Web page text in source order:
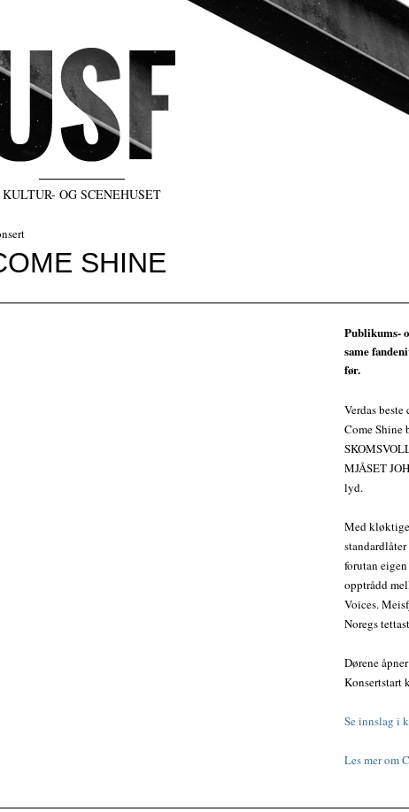
KULTUR- OG SCENEHUSET
SHINE
Publikums-
same
før.
Verdas
Come Shine
MJÅSET
lyd.
Med
forutan
opptrådd
Voices.
Noregs
Dørene
Konsertstart
Se innslag i
Les mer om